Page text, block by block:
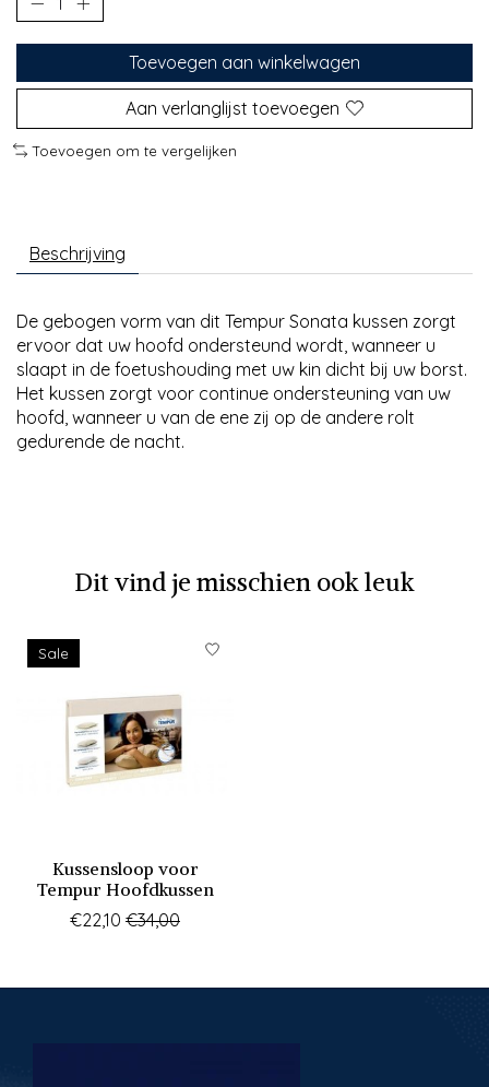
Toevoegen aan winkelwagen
Aan verlanglijst toevoegen
Toevoegen om te vergelijken
Beschrijving
De gebogen vorm van dit Tempur Sonata kussen zorgt
ervoor dat uw hoofd ondersteund wordt, wanneer u
slaapt in de foetushouding met uw kin dicht bij uw borst.
Het kussen zorgt voor continue ondersteuning van uw
hoofd, wanneer u van de ene zij op de andere rolt
gedurende de nacht.
Dit vind je misschien ook leuk
Items van productcarrousel
Sale
Kussensloop voor
Tempur Hoofdkussen
€22,10 €34,00